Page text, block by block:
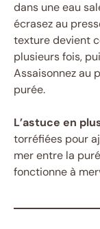
dans une eau
écrasez au
texture devient
plusieurs fois,
Assaisonnez au
purée.
L’astuce en
torréfiées pour
mer entre la
fonctionne à